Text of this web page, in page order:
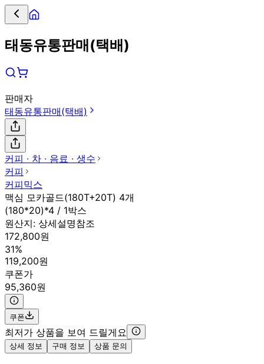
태동유통판매(택배)
판매자
태동유통판매(택배)
커피 ∙ 차 ∙ 음료 ∙ 생수
커피
커피믹스
맥심 모카골드(180T+20T) 4개
(180*20)*4 / 1박스
원산지: 상세설명참조
172,800원
31%
119,200원
쿠폰가
95,360원
쿠폰
최저가 상품을 보여 드릴게요
상세 정보 구매 정보 상품 문의